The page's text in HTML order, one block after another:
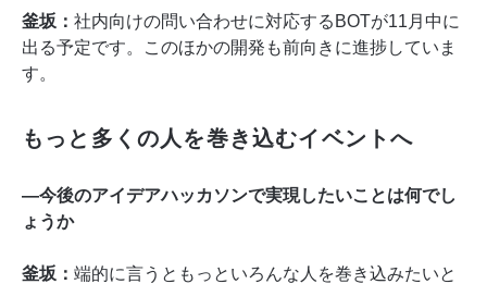
釜坂： 社内向けの問い合わせに対応するBOTが11月中に
出る予定です。このほかの開発も前向きに進捗していま
す。
もっと多くの人を巻き込むイベントへ
―今後のアイデアハッカソンで実現したいことは何でし
ょうか
釜坂： 端的に言うともっといろんな人を巻き込みたいと